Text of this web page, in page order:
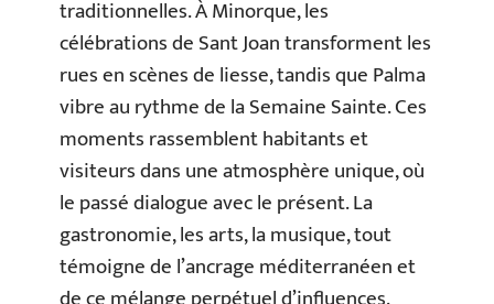
traditionnelles. À Minorque, les
célébrations de Sant Joan transforment les
rues en scènes de liesse, tandis que Palma
vibre au rythme de la Semaine Sainte. Ces
moments rassemblent habitants et
visiteurs dans une atmosphère unique, où
le passé dialogue avec le présent. La
gastronomie, les arts, la musique, tout
témoigne de l’ancrage méditerranéen et